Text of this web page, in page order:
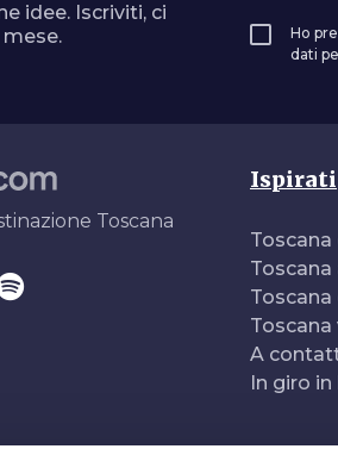
idee. Iscriviti, ci
Ho
dati
Toscana
Ispirati
A
In giro